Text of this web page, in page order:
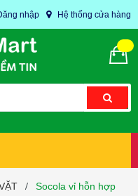
nhập Hệ thống cửa hàng
/
Socola vỉ hỗn hợp